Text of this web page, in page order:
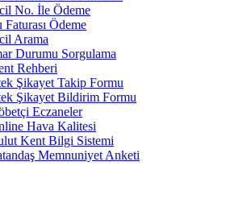
No. İle Ödeme
Faturası Ödeme
Arama
Durumu Sorgulama
Rehberi
Şikayet Takip Formu
Şikayet Bildirim Formu
Eczaneler
Hava Kalitesi
Kent Bilgi Sistemi
Memnuniyet Anketi